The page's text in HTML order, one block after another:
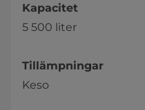
Kapacitet
5 500 liter
Tillämpningar
Keso